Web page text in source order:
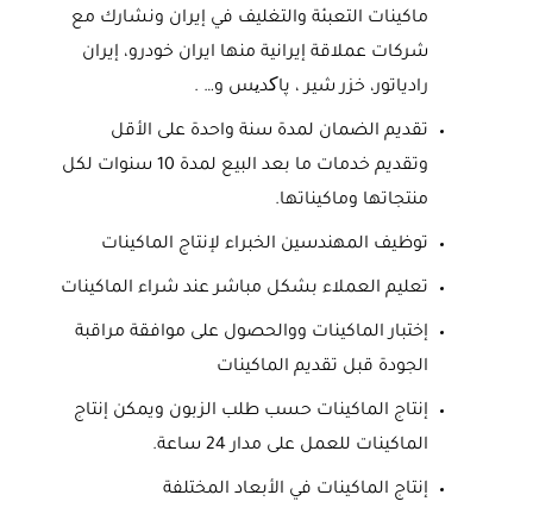
ماكينات التعبئة والتغليف في إيران ونشارك مع
شركات عملاقة إيرانية منها ايران خودرو، إيران
رادياتور، خزر شير ، پاکدیس و… .
تقديم الضمان لمدة سنة واحدة على الأقل
وتقديم خدمات ما بعد البيع لمدة 10 سنوات لكل
منتجاتها وماكيناتها.
توظيف المهندسين الخبراء لإنتاج الماكينات
تعليم العملاء بشكل مباشر عند شراء الماكينات
إختبار الماكينات ووالحصول على موافقة مراقبة
الجودة قبل تقديم الماكينات
إنتاج الماكينات حسب طلب الزبون ويمكن إنتاج
الماكينات للعمل على مدار 24 ساعة.
إنتاج الماكينات في الأبعاد المختلفة